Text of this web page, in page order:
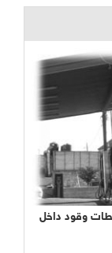
وقود داخل